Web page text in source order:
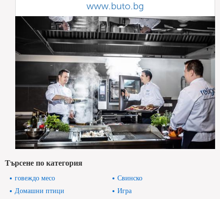
www.buto.bg
Търсене по категория
говеждо месо
Свинско
Домашни птици
Игра